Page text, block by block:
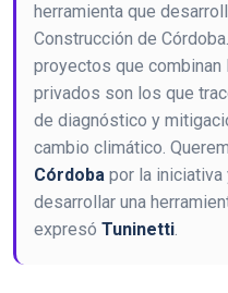
herramienta que
Construcción de
proyectos que
privados son los que
de diagnóstico y
cambio climático.
Córdoba por la
desarrollar una
expresó Tuninetti.